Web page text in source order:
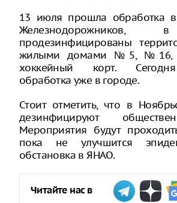
13 июля прошла обработка
Железнодорожников,
продезинфицированы
жилыми домами №5,
хоккейный корт.
обработка уже в городе.
Стоит отметить, что в
дезинфицируют
Мероприятия будут
пока не улучшится
обстановка в ЯНАО.
Читайте нас в